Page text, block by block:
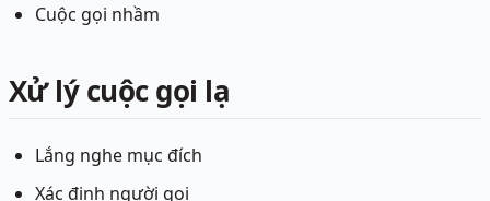
Cuộc gọi nhầm
Xử lý cuộc gọi lạ
Lắng nghe mục đích
Xác định người gọi